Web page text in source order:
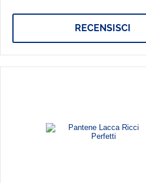
RECENSISCI